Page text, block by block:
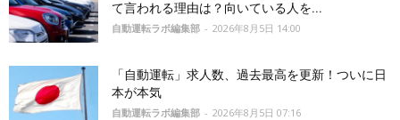
て言われる理由は？向いている人を...
自動運転ラボ編集部 - 2026年8月5日 14:00
「自動運転」求人数、過去最高を更新！ついに日
本が本気
自動運転ラボ編集部 - 2026年8月5日 07:16